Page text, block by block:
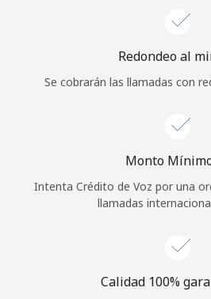
Redondeo al
Se cobrarán las llamadas con
Monto
Intenta Crédito de Voz por una
llamadas
Calidad 100%